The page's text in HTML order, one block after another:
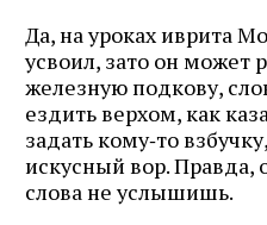
Да, на уроках иврита
усвоил, зато он может
железную подкову,
ездить верхом, как
задать кому‑то
искусный вор. Правда,
слова не услышишь.